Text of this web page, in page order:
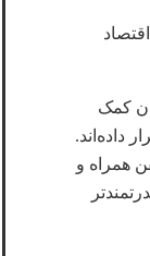
کمک
داده‌اند.
همراه و